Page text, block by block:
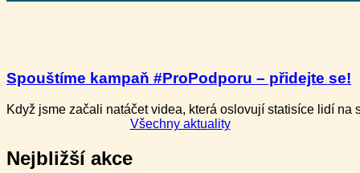
Spouštíme kampaň #ProPodporu – přidejte se!
Když jsme začali natáčet videa, která oslovují statisíce lidí
Všechny aktuality
Nejbližší akce